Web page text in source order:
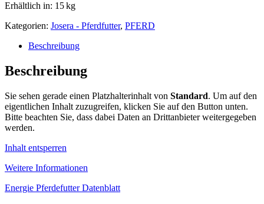
Erhältlich in: 15 kg
Kategorien: Josera - Pferdfutter, PFERD
Beschreibung
Beschreibung
Sie sehen gerade einen Platzhalterinhalt von Standard. Um auf den
eigentlichen Inhalt zuzugreifen, klicken Sie auf den Button unten.
Bitte beachten Sie, dass dabei Daten an Drittanbieter weitergegeben
werden.
Inhalt entsperren
Weitere Informationen
Energie Pferdefutter Datenblatt